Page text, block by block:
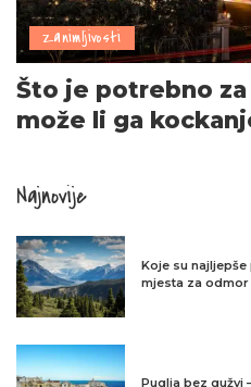
Zanimljivosti
Što je potrebno
može li ga
Najnovije
Koje su
mjesta za
Puglia bez gužvi